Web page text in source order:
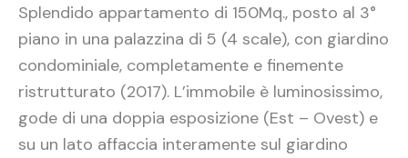
Splendido appartamento di 150Mq., posto al 3°
piano in una palazzina di 5 (4 scale), con giardino
condominiale, completamente e finemente
ristrutturato (2017). L’immobile è luminosissimo,
gode di una doppia esposizione (Est – Ovest) e
su un lato affaccia interamente sul giardino